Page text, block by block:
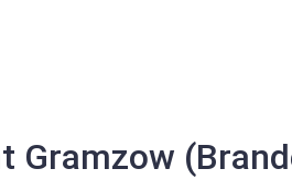
Gramzow